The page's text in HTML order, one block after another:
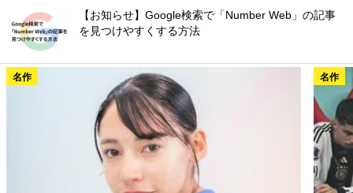
【お知らせ】Google検索で「Number Web」の記事
を見つけやすくする方法
名作 名作